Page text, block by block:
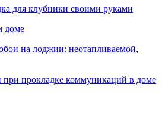
для клубники своими руками
доме
на лоджии: неотапливаемой,
прокладке коммуникаций в доме